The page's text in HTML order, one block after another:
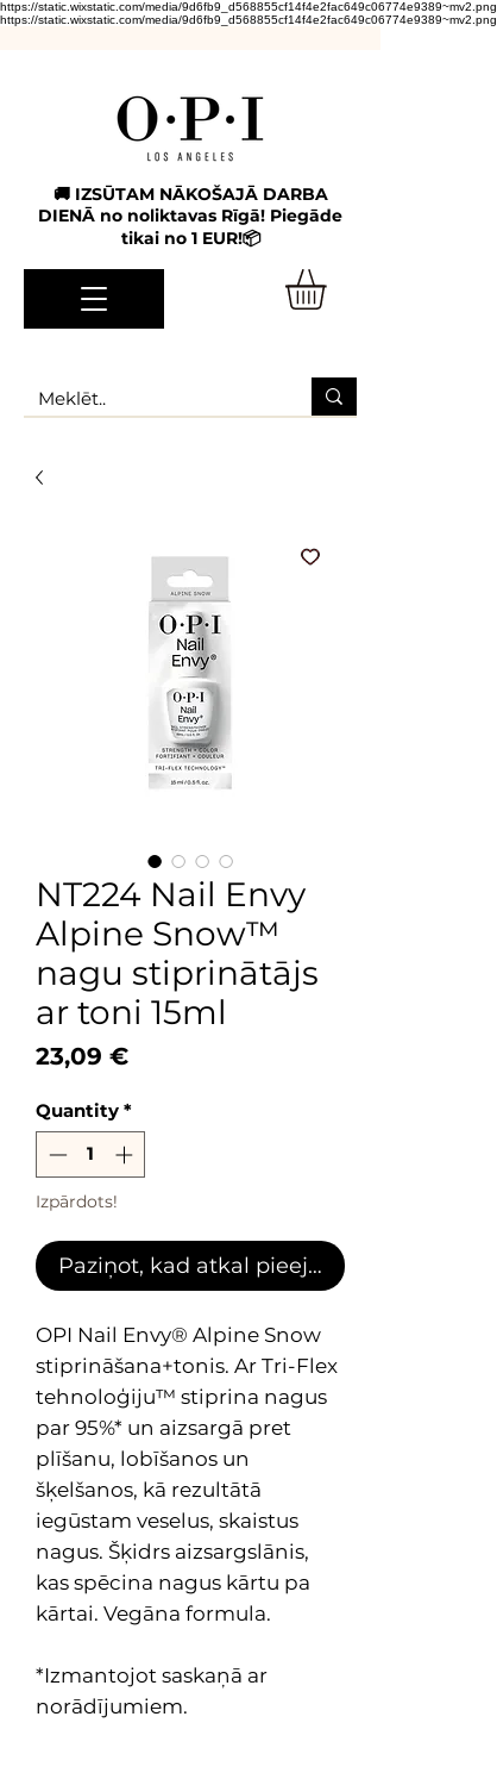
https://static.wixstatic.com/media/9d6fb9_d568855cf14f4e2fac649c06774e9389~mv2.png
https://static.wixstatic.com/media/9d6fb9_d568855cf14f4e2fac649c06774e9389~mv2.png
🚚 IZSŪTAM NĀKOŠAJĀ DARBA
DIENĀ no noliktavas Rīgā! Piegāde
tikai no 1 EUR!📦
NT224 Nail Envy
Alpine Snow™
nagu stiprinātājs
ar toni 15ml
23,09 €Price
Quantity *
Izpārdots!
Paziņot, kad atkal pieejams
OPI Nail Envy® Alpine Snow
stiprināšana+tonis. Ar Tri-Flex
tehnoloģiju™ stiprina nagus
par 95%* un aizsargā pret
plīšanu, lobīšanos un
šķelšanos, kā rezultātā
iegūstam veselus, skaistus
nagus. Šķidrs aizsargslānis,
kas spēcina nagus kārtu pa
kārtai. Vegāna formula.
*Izmantojot saskaņā ar
norādījumiem.